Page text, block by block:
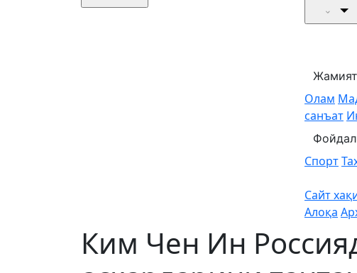
Жамият
Олам
санъат
Спорт
Сайт
Алоқа
Ким Чен Ин